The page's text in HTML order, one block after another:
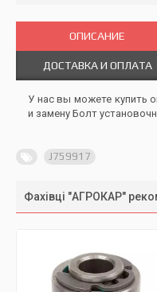
ОПИСАНИЕ
ДОСТАВКА И ОПЛАТА
У нас вы можете купить
и замену Болт
J759917
Фахівці "АГРОКАР"